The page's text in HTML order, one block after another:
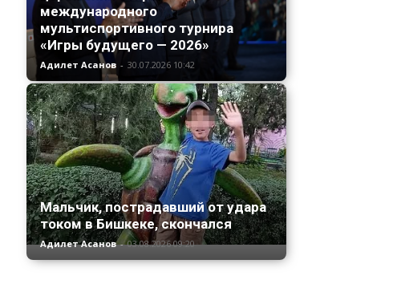
международного
мультиспортивного турнира
«Игры будущего — 2026»
Адилет Асанов - 30.07.2026 10:42
Мальчик, пострадавший от удара
током в Бишкеке, скончался
Адилет Асанов - 03.08.2026 09:20